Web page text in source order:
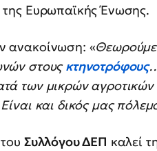
της Ευρωπαϊκής Ένωσης.
ανακοίνωση: «Θεωρούμε
στουςκτηνοτρόφους
των μικρών
και δικός μας
Συλλόγου ΔΕΠ καλεί